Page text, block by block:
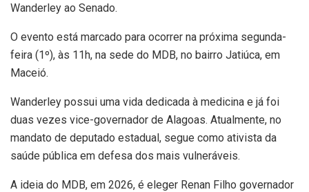
Wanderley ao Senado.
O evento está marcado para ocorrer na próxima segunda-
feira (1º), às 11h, na sede do MDB, no bairro Jatiúca, em
Maceió.
Wanderley possui uma vida dedicada à medicina e já foi
duas vezes vice-governador de Alagoas. Atualmente, no
mandato de deputado estadual, segue como ativista da
saúde pública em defesa dos mais vulneráveis.
A ideia do MDB, em 2026, é eleger Renan Filho governador